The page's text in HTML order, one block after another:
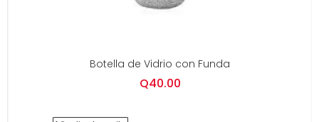
Botella de Vidrio con Funda
Q40.00